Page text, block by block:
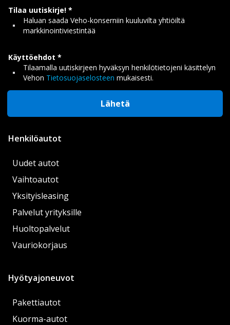
Tilaa uutiskirje!
Haluan saada Veho-konserniin kuuluvilta yhtiöiltä
markkinointiviestintää
Käyttöehdot
Tilaamalla uutiskirjeen hyväksyn henkilötietojeni käsittelyn
Vehon Tietosuojaselosteen mukaisesti.
Lähetä
Henkilöautot
Uudet autot
Vaihtoautot
Yksityisleasing
Palvelut yrityksille
Huoltopalvelut
Vauriokorjaus
Hyötyajoneuvot
Pakettiautot
Kuorma-autot